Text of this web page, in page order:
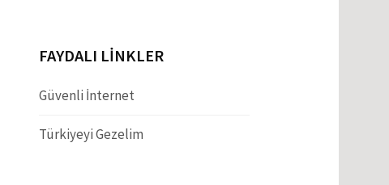
FAYDALI LINKLER
Güvenli İnternet
Türkiyeyi Gezelim